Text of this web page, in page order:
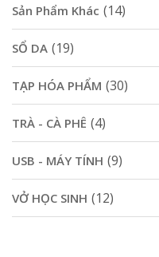
Sản Phẩm Khác (14)
SỔ DA (19)
TẠP HÓA PHẨM (30)
TRÀ - CÀ PHÊ (4)
USB - MÁY TÍNH (9)
VỞ HỌC SINH (12)